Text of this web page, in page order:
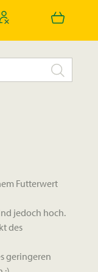
auf dem
Futterwert
jedoch hoch.
des
geringeren